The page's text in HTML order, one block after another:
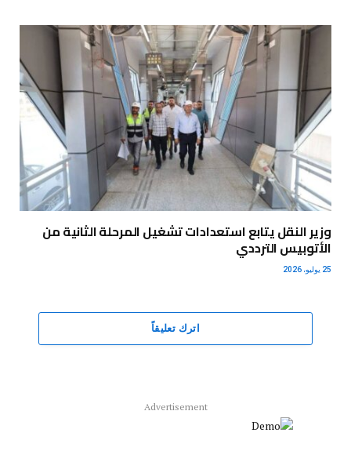
وزير النقل يتابع استعدادات تشغيل المرحلة الثانية من
الأتوبيس الترددي
25 يوليو، 2026
اترك تعليقاً
Advertisement